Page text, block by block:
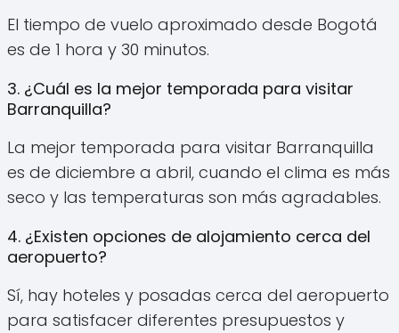
El tiempo de vuelo aproximado desde Bogotá
es de 1 hora y 30 minutos.
3. ¿Cuál es la mejor temporada para visitar
Barranquilla?
La mejor temporada para visitar Barranquilla
es de diciembre a abril, cuando el clima es más
seco y las temperaturas son más agradables.
4. ¿Existen opciones de alojamiento cerca del
aeropuerto?
Sí, hay hoteles y posadas cerca del aeropuerto
para satisfacer diferentes presupuestos y